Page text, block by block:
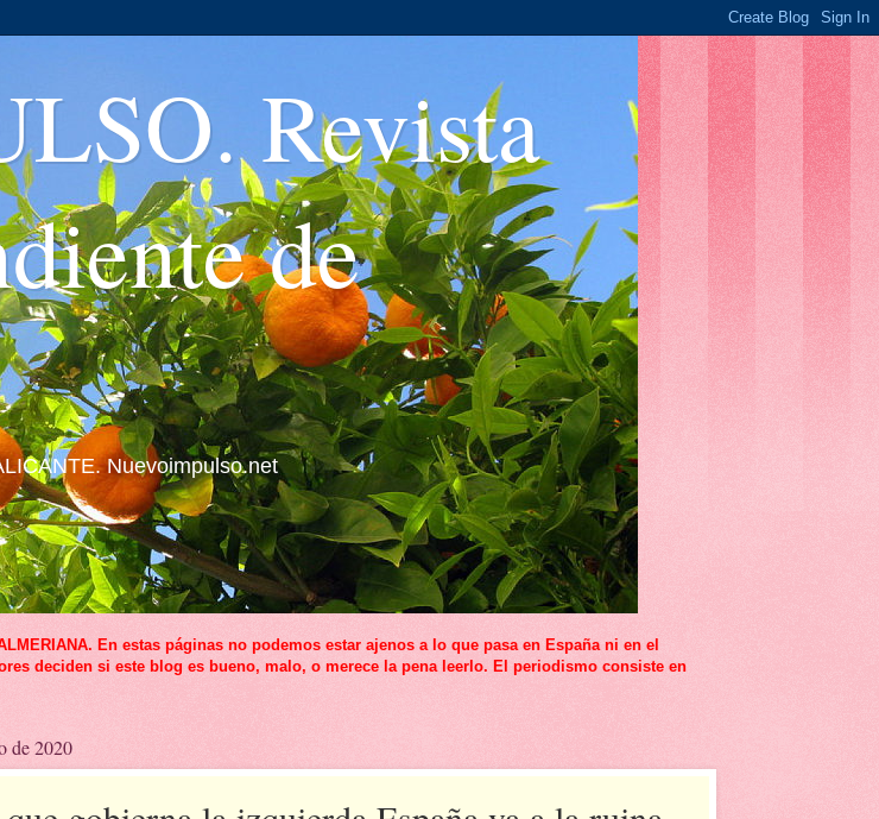
Revista
de
Nuevoimpulso.net
En estas páginas no podemos estar ajenos a lo que pasa en España ni en el
deciden si este blog es bueno, malo, o merece la pena leerlo. El periodismo consiste en
de 2020